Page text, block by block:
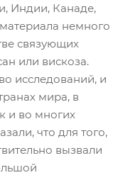
Индии, Канаде,
немного
связующих
или вискоза.
исследований, и
мира, в
и во многих
что для того,
вызвали